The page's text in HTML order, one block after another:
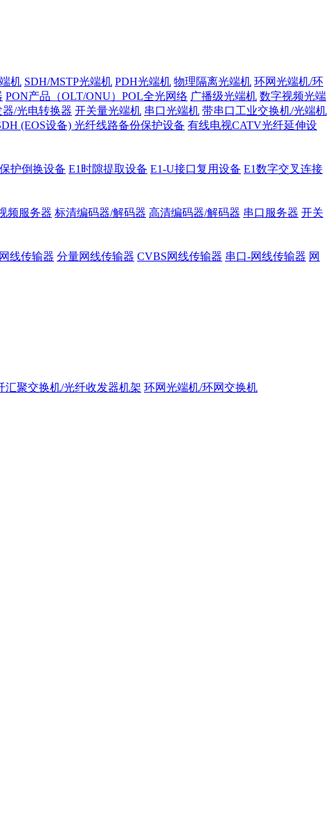
机 SDH/MSTP光端机 PDH光端机 物理隔离光端机 环网光端机/环
PON产品（OLT/ONU）POL全光网络 广播级光端机 数字视频光端
/光电转换器 开关量光端机 串口光端机 带串口工业交换机/光端机
(EOS设备) 光纤线路备份保护设备 有线电视CATV光纤延伸设
护倒换设备 E1时隙提取设备 E1-U接口复用设备 E1数字交叉连接
频服务器 标清编码器/解码器 高清编码器/解码器 串口服务器 开关
线传输器 分量网线传输器 CVBS网线传输器 串口-网线传输器 网
汇聚交换机/光纤收发器机架 环网光端机/环网交换机